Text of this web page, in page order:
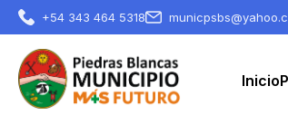
+54 343 464 5318
Inicio